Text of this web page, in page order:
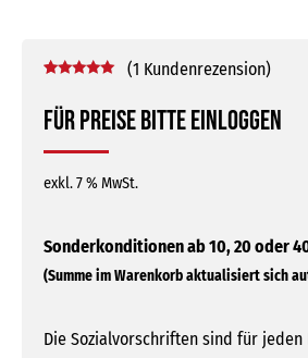
Für Preise bitte einloggen
5.00
basierend
Kundenbewertung
(1 Kundenrezension)
exkl. 7 % MwSt.
Die Sozialvorschriften sind für